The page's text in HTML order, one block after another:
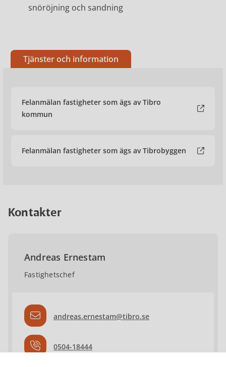
snöröjning och sandning
Tjänster och information
Felanmälan fastigheter som ägs av Tibro
kommun
Felanmälan fastigheter som ägs av Tibrobyggen
Kontakter
Andreas Ernestam
Fastighetschef
andreas.ernestam@tibro.se
0504-18444